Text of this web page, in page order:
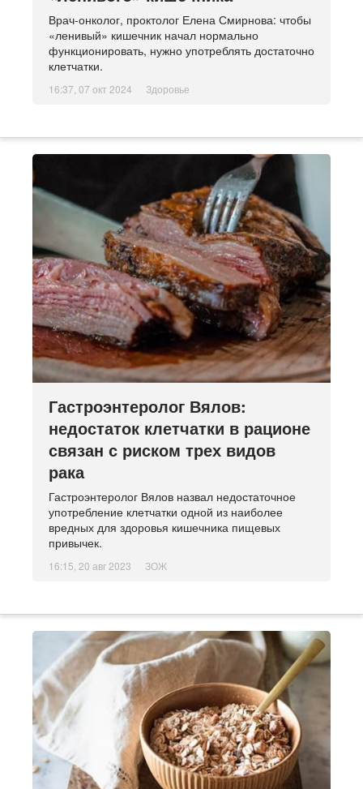
Врач-онколог, проктолог Елена Смирнова: чтобы
«ленивый» кишечник начал нормально
функционировать, нужно употреблять достаточно
клетчатки.
16:37, 07 окт 2024 Здоровье
Гастроэнтеролог Вялов:
недостаток клетчатки в рационе
связан с риском трех видов
рака
Гастроэнтеролог Вялов назвал недостаточное
употребление клетчатки одной из наиболее
вредных для здоровья кишечника пищевых
привычек.
16:15, 20 авг 2023 ЗОЖ